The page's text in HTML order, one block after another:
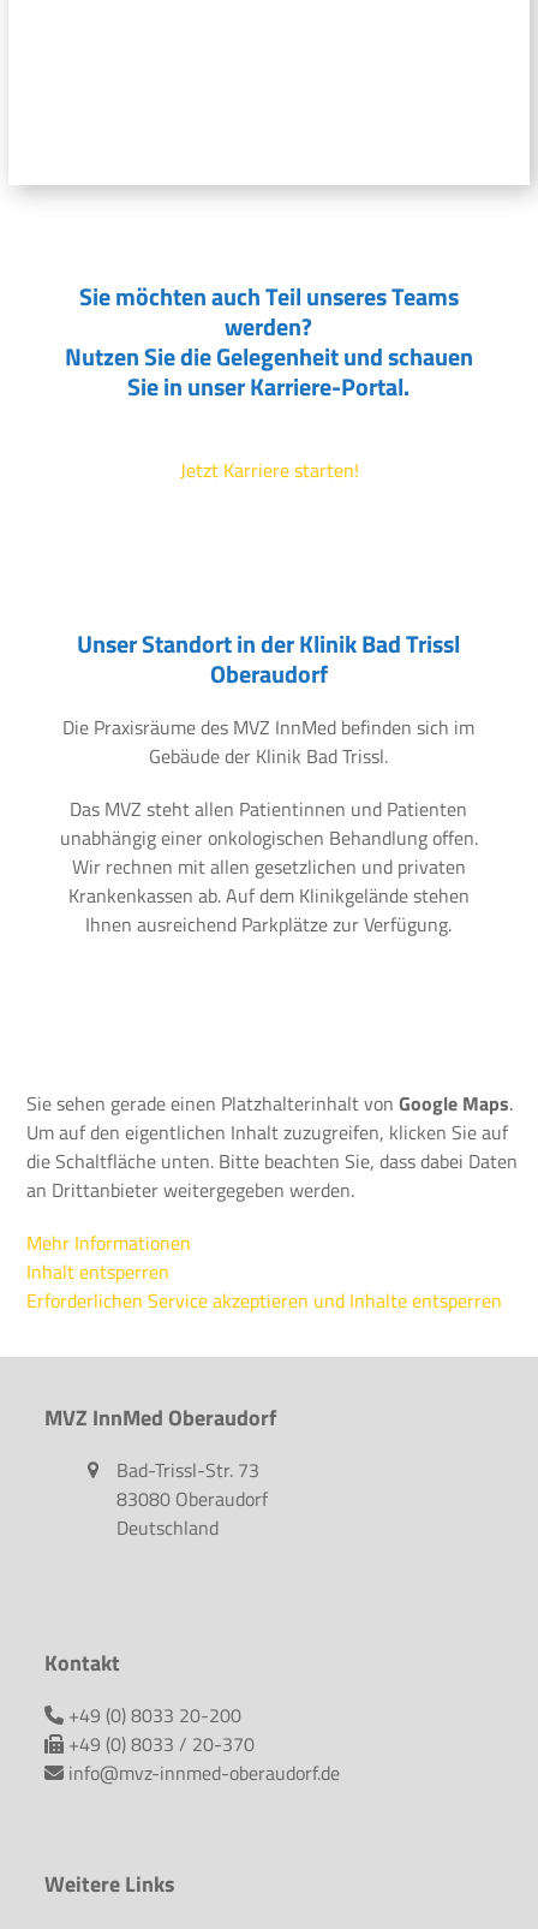
Sie möchten auch Teil unseres Teams
werden?
Nutzen Sie die Gelegenheit und schauen
Sie in unser Karriere-Portal.
Jetzt Karriere starten!
Unser Standort in der Klinik Bad Trissl
Oberaudorf
Die Praxisräume des MVZ InnMed befinden sich im
Gebäude der Klinik Bad Trissl.
Das MVZ steht allen Patientinnen und Patienten
unabhängig einer onkologischen Behandlung offen.
Wir rechnen mit allen gesetzlichen und privaten
Krankenkassen ab. Auf dem Klinikgelände stehen
Ihnen ausreichend Parkplätze zur Verfügung.
Sie sehen gerade einen Platzhalterinhalt vonGoogle Maps.
Um auf den eigentlichen Inhalt zuzugreifen, klicken Sie auf
die Schaltfläche unten. Bitte beachten Sie, dass dabei Daten
an Drittanbieter weitergegeben werden.
Mehr Informationen
Inhalt entsperren
Erforderlichen Service akzeptieren und Inhalte entsperren
MVZ InnMed Oberaudorf
Bad-Trissl-Str. 73
83080 Oberaudorf
Deutschland
Kontakt
+49 (0) 8033 20-200
+49 (0) 8033 / 20-370
info@mvz-innmed-oberaudorf.de
Weitere Links